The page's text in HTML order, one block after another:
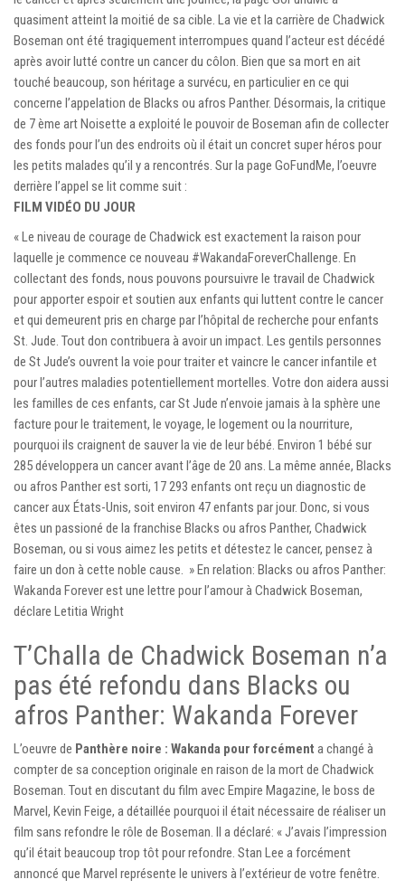
quasiment atteint la moitié de sa cible. La vie et la carrière de Chadwick
Boseman ont été tragiquement interrompues quand l’acteur est décédé
après avoir lutté contre un cancer du côlon. Bien que sa mort en ait
touché beaucoup, son héritage a survécu, en particulier en ce qui
concerne l’appelation de Blacks ou afros Panther. Désormais, la critique
de 7 ème art Noisette a exploité le pouvoir de Boseman afin de collecter
des fonds pour l’un des endroits où il était un concret super héros pour
les petits malades qu’il y a rencontrés. Sur la page GoFundMe, l’oeuvre
derrière l’appel se lit comme suit :
FILM VIDÉO DU JOUR
« Le niveau de courage de Chadwick est exactement la raison pour
laquelle je commence ce nouveau #WakandaForeverChallenge. En
collectant des fonds, nous pouvons poursuivre le travail de Chadwick
pour apporter espoir et soutien aux enfants qui luttent contre le cancer
et qui demeurent pris en charge par l’hôpital de recherche pour enfants
St. Jude. Tout don contribuera à avoir un impact. Les gentils personnes
de St Jude’s ouvrent la voie pour traiter et vaincre le cancer infantile et
pour l’autres maladies potentiellement mortelles. Votre don aidera aussi
les familles de ces enfants, car St Jude n’envoie jamais à la sphère une
facture pour le traitement, le voyage, le logement ou la nourriture,
pourquoi ils craignent de sauver la vie de leur bébé. Environ 1 bébé sur
285 développera un cancer avant l’âge de 20 ans. La même année, Blacks
ou afros Panther est sorti, 17 293 enfants ont reçu un diagnostic de
cancer aux États-Unis, soit environ 47 enfants par jour. Donc, si vous
êtes un passioné de la franchise Blacks ou afros Panther, Chadwick
Boseman, ou si vous aimez les petits et détestez le cancer, pensez à
faire un don à cette noble cause. » En relation: Blacks ou afros Panther:
Wakanda Forever est une lettre pour l’amour à Chadwick Boseman,
déclare Letitia Wright
T’Challa de Chadwick Boseman n’a
pas été refondu dans Blacks ou
afros Panther: Wakanda Forever
L’oeuvre de Panthère noire : Wakanda pour forcément a changé à
compter de sa conception originale en raison de la mort de Chadwick
Boseman. Tout en discutant du film avec Empire Magazine, le boss de
Marvel, Kevin Feige, a détaillée pourquoi il était nécessaire de réaliser un
film sans refondre le rôle de Boseman. Il a déclaré: « J’avais l’impression
qu’il était beaucoup trop tôt pour refondre. Stan Lee a forcément
annoncé que Marvel représente le univers à l’extérieur de votre fenêtre.